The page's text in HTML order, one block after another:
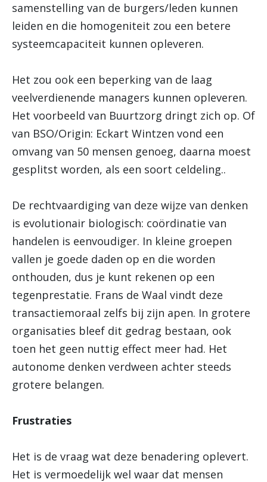
samenstelling van de burgers/leden kunnen
leiden en die homogeniteit zou een betere
systeemcapaciteit kunnen opleveren.
Het zou ook een beperking van de laag
veelverdienende managers kunnen opleveren.
Het voorbeeld van Buurtzorg dringt zich op. Of
van BSO/Origin: Eckart Wintzen vond een
omvang van 50 mensen genoeg, daarna moest
gesplitst worden, als een soort celdeling..
De rechtvaardiging van deze wijze van denken
is evolutionair biologisch: coördinatie van
handelen is eenvoudiger. In kleine groepen
vallen je goede daden op en die worden
onthouden, dus je kunt rekenen op een
tegenprestatie. Frans de Waal vindt deze
transactiemoraal zelfs bij zijn apen. In grotere
organisaties bleef dit gedrag bestaan, ook
toen het geen nuttig effect meer had. Het
autonome denken verdween achter steeds
grotere belangen.
Frustraties
Het is de vraag wat deze benadering oplevert.
Het is vermoedelijk wel waar dat mensen